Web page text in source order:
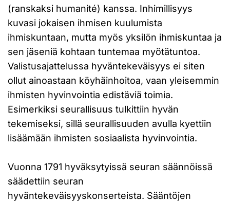
(ranskaksi humanité) kanssa. Inhimillisyys
kuvasi jokaisen ihmisen kuulumista
ihmiskuntaan, mutta myös yksilön ihmiskuntaa ja
sen jäseniä kohtaan tuntemaa myötätuntoa.
Valistusajattelussa hyväntekeväisyys ei siten
ollut ainoastaan köyhäinhoitoa, vaan yleisemmin
ihmisten hyvinvointia edistäviä toimia.
Esimerkiksi seurallisuus tulkittiin hyvän
tekemiseksi, sillä seurallisuuden avulla kyettiin
lisäämään ihmisten sosiaalista hyvinvointia.
Vuonna 1791 hyväksytyissä seuran säännöissä
säädettiin seuran
hyväntekeväisyyskonserteista. Sääntöjen